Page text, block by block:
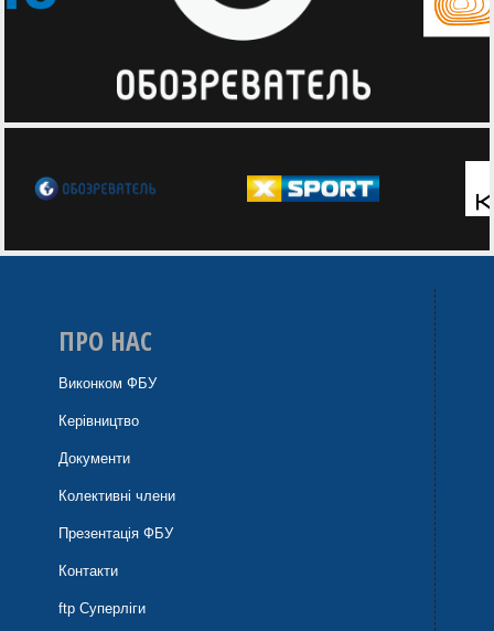
ПРО НАС
Виконком ФБУ
Керівництво
Документи
Колективні члени
Презентація ФБУ
Контакти
ftp Суперліги